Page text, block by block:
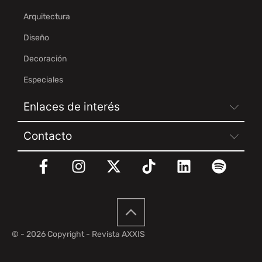
Arquitectura
Diseño
Decoración
Especiales
Enlaces de interés
Contacto
© - 2026 Copyright - Revista AXXIS